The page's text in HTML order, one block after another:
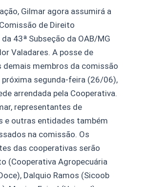
Gilmar agora assumirá a
de Direito
43ª Subseção da OAB/MG
Valadares. A posse de
demais membros da comissão
próxima segunda-feira (26/06),
arrendada pela Cooperativa.
representantes de
e outras entidades também
na comissão. Os
das cooperativas serão
(Cooperativa Agropecuária
Dalquio Ramos (Sicoob